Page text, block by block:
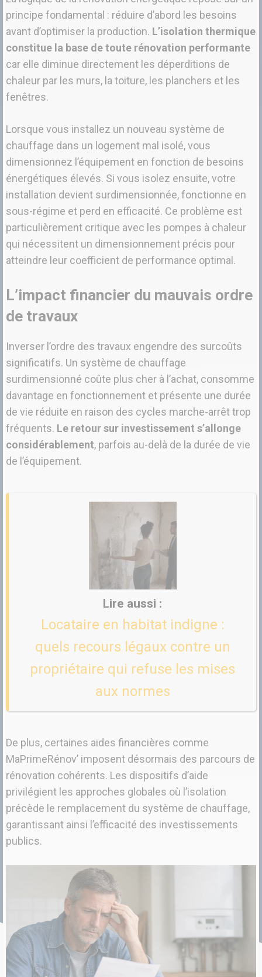
principe fondamental : réduire d’abord les besoins
avant d’optimiser la production. L’isolation thermique
constitue la base de toute rénovation performante
car elle diminue directement les déperditions de
chaleur par les murs, la toiture, les planchers et les
fenêtres.
Lorsque vous installez un nouveau système de
chauffage dans un logement mal isolé, vous
dimensionnez l’équipement en fonction de besoins
énergétiques élevés. Si vous isolez ensuite, votre
installation devient surdimensionnée, fonctionne en
sous-régime et perd en efficacité. Ce problème est
particulièrement critique avec les pompes à chaleur
qui nécessitent un dimensionnement précis pour
atteindre leur coefficient de performance optimal.
L’impact financier du mauvais ordre
de travaux
Inverser l’ordre des travaux engendre des surcoûts
significatifs. Un système de chauffage
surdimensionné coûte plus cher à l’achat, consomme
davantage en fonctionnement et présente une durée
de vie réduite en raison des cycles marche-arrêt trop
fréquents. Le retour sur investissement s’allonge
considérablement, parfois au-delà de la durée de vie
de l’équipement.
Locataire en habitat indigne :
quels recours légaux contre un
propriétaire qui refuse les mises
aux normes
De plus, certaines aides financières comme
MaPrimeRénov’ imposent désormais des parcours de
rénovation cohérents. Les dispositifs d’aide
privilégient les approches globales où l’isolation
précède le remplacement du système de chauffage,
garantissant ainsi l’efficacité des investissements
publics.